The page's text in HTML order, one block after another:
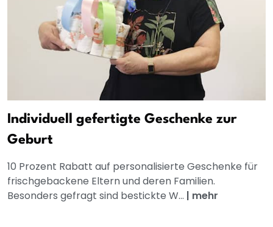
Individuell gefertigte Geschenke zur
Geburt
10 Prozent Rabatt auf personalisierte Geschenke für
frischgebackene Eltern und deren Familien.
Besonders gefragt sind bestickte W... | mehr